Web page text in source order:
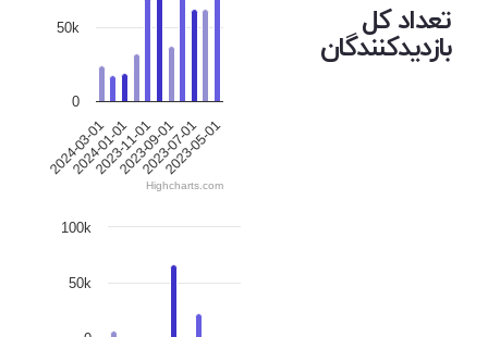
تعداد کل
بازدیدکنندگان
2024-03-01
2024-01-01
2023-11-01
2023-09-01
2023-07-01
2023-05-01
0
50k
Highcharts.com
50k
100k